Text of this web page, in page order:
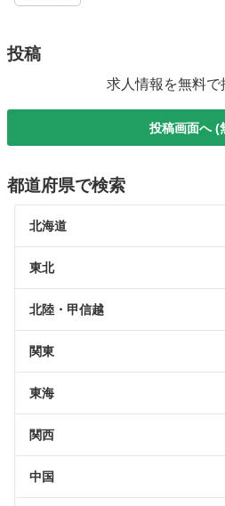
投稿
求人情報を無料で
投稿画面へ (
都道府県で検索
北海道
東北
北陸・甲信越
関東
東海
関西
中国